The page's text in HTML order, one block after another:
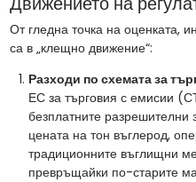
От гледна точка на оценката,
са в „клещно движение“:
Разходи по схемата за
ЕС за търговия с емисии
безплатните
цената на тон въглерод,
традиционните въглищни
превръщайки по-старите